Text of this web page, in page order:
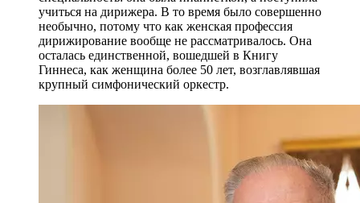
учиться на дирижера. В то время было совершенно
необычно, потому что как женская профессия
дирижирование вообще не рассматривалось. Она
осталась единственной, вошедшей в Книгу
Гиннеса, как женщина более 50 лет, возглавлявшая
крупный симфонический оркестр.